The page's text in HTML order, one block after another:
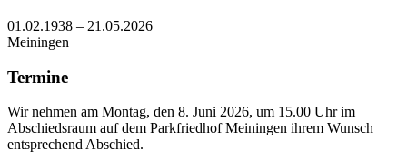
01.02.1938 – 21.05.2026
Meiningen
Termine
Wir nehmen am Montag, den 8. Juni 2026, um 15.00 Uhr im
Abschiedsraum auf dem Parkfriedhof Meiningen ihrem Wunsch
entsprechend Abschied.